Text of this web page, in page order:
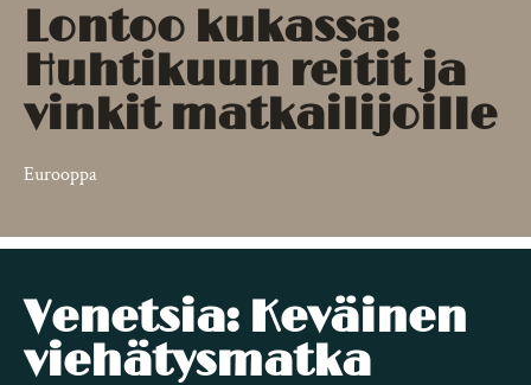
Eurooppa
Lontoo kukassa:
Huhtikuun reitit ja
vinkit matkailijoille
Venetsia: Keväinen
viehätysmatka